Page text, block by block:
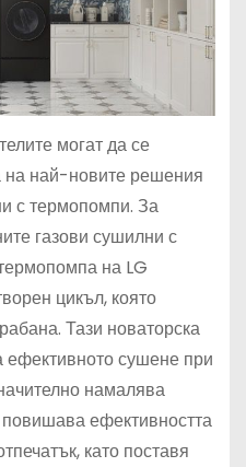
могат да се
на най-новите решения
с термопомпи. За
газови сушилни с
на LG
цикъл, която
Тази новаторска
ефективното сушене при
намалява
ефективността
като поставя